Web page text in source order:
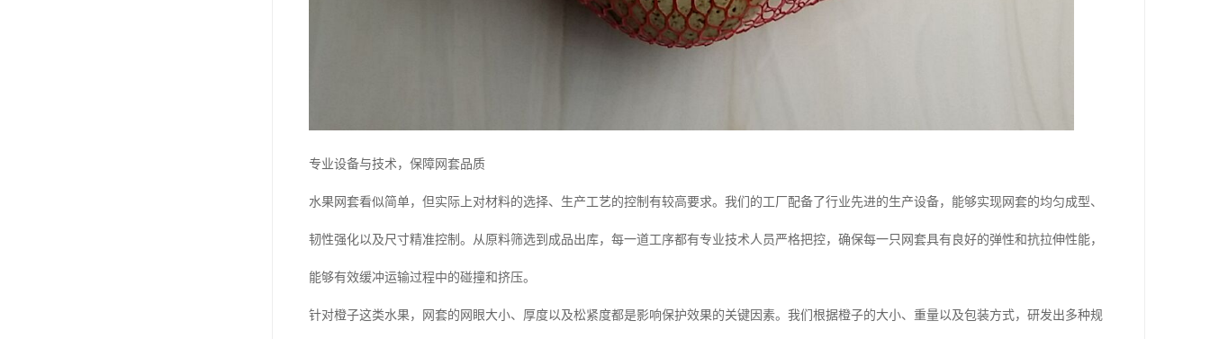
专业设备与技术，保障网套品质
水果网套看似简单，但实际上对材料的选择、生产工艺的控制有较高要求。我们的工厂配备了行业先进的生产设备，能够实现网套的均匀成型、
韧性强化以及尺寸精准控制。从原料筛选到成品出库，每一道工序都有专业技术人员严格把控，确保每一只网套具有良好的弹性和抗拉伸性能，
能够有效缓冲运输过程中的碰撞和挤压。
针对橙子这类水果，网套的网眼大小、厚度以及松紧度都是影响保护效果的关键因素。我们根据橙子的大小、重量以及包装方式，研发出多种规